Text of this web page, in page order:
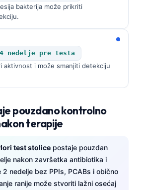
bakterija može prikriti
nedelje pre testa
aktivnost i može smanjiti detekciju
pouzdano kontrolno
terapije
test stolice postaje pouzdan
nakon završetka antibiotika i
2 nedelje bez PPIs, PCABs i obično
ranije može stvoriti lažni osećaj